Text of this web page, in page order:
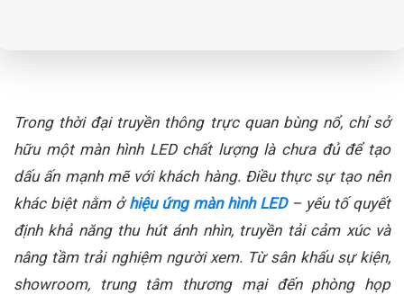
Trong thời đại truyền thông trực quan bùng nổ, chỉ sở
hữu một màn hình LED chất lượng là chưa đủ để tạo
dấu ấn mạnh mẽ với khách hàng. Điều thực sự tạo nên
khác biệt nằm ởhiệu ứng màn hình LED– yếu tố quyết
định khả năng thu hút ánh nhìn, truyền tải cảm xúc và
nâng tầm trải nghiệm người xem. Từ sân khấu sự kiện,
showroom, trung tâm thương mại đến phòng họp